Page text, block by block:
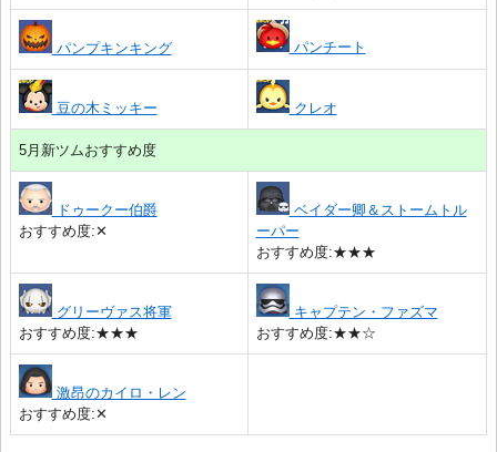
パンプキンキング パンチート
豆の木ミッキー クレオ
5月新ツムおすすめ度
ドゥークー伯爵
おすすめ度:✕
ベイダー卿＆ストームトル
ーパー
おすすめ度:★★★
グリーヴァス将軍
おすすめ度:★★★
キャプテン・ファズマ
おすすめ度:★★☆
激昂のカイロ・レン
おすすめ度:✕